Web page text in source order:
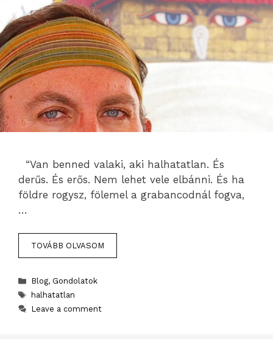
“Van benned valaki, aki halhatatlan. És
derűs. És erős. Nem lehet vele elbánni. És ha
földre rogysz, fölemel a grabancodnál fogva,
…
TOVÁBB OLVASOM
Categories
Blog, Gondolatok
Tags
halhatatlan
Leave a comment